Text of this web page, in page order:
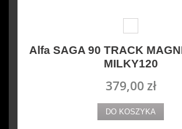
Alfa SAGA 90 TRACK
MILKY120
379,00 zł
DO KOSZYKA